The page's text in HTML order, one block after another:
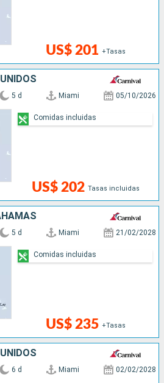
US$ 201 +Tasas
5 d Miami 05/10/2026
US$ 202 Tasas incluidas
Comidas incluidas
5 d Miami 21/02/2028
US$ 235 +Tasas
Comidas incluidas
6 d Miami 02/02/2028